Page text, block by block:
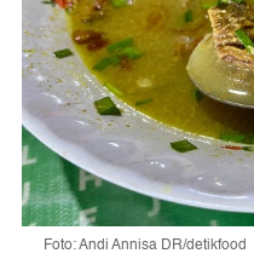
Foto: Andi Annisa DR/detikfood